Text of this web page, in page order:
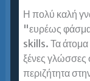
Ιταλικών για
καλύτερη
Περισσότερα
Η πολύ καλή
"ευρέως
skills. Τα άτομα
ξένες γλώσσες
περιζήτητα